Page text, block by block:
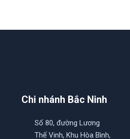
Chi nhánh Bắc Ninh
Số 80, đường Lương
Thế Vinh, Khu Hòa Bình,